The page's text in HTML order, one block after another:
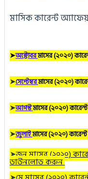
মাসিক কারেন্ট
➤অক্টোবরমাসের (২০২০)
➤সেপ্টেম্বরমাসের (২০২০)
➤আগস্টমাসের (২০২০)
➤জুলাইমাসের (২০২০)
➤জুনমাসের (২০২০)
ডাউনলোড করুন